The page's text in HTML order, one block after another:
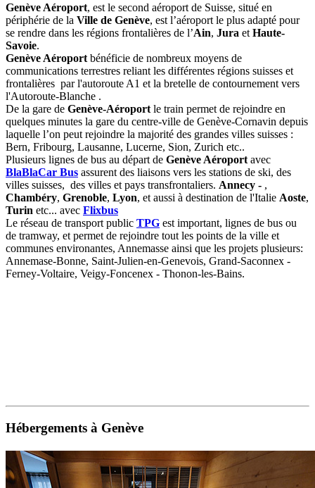
Genève Aéroport, est le second aéroport de Suisse, situé en
périphérie de la Ville de Genève, est l’aéroport le plus adapté pour
se rendre dans les régions frontalières de l’Ain, Jura et Haute-
Savoie.
Genève Aéroport bénéficie de nombreux moyens de
communications terrestres reliant les différentes régions suisses et
frontalières par l'autoroute A1 et la bretelle de contournement vers
l'Autoroute-Blanche .
De la gare de Genève-Aéroport le train permet de rejoindre en
quelques minutes la gare du centre-ville de Genève-Cornavin depuis
laquelle l’on peut rejoindre la majorité des grandes villes suisses :
Bern, Fribourg, Lausanne, Lucerne, Sion, Zurich etc..
Plusieurs lignes de bus au départ de Genève Aéroport avec
BlaBlaCar Bus assurent des liaisons vers les stations de ski, des
villes suisses, des villes et pays transfrontaliers. Annecy - ,
Chambéry, Grenoble, Lyon, et aussi à destination de l'Italie Aoste,
Turin etc... avec Flixbus
Le réseau de transport public TPG est important, lignes de bus ou
de tramway, et permet de rejoindre tout les points de la ville et
communes environantes, Annemasse ainsi que les projets plusieurs:
Annemase-Bonne, Saint-Julien-en-Genevois, Grand-Saconnex -
Ferney-Voltaire, Veigy-Foncenex - Thonon-les-Bains.
Hébergements à Genève